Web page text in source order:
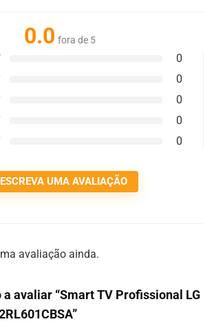
0.0 fora de 5
0
0
0
0
0
ESCREVA UMA AVALIAÇÃO
avaliação ainda.
avaliar “Smart TV Profissional LG